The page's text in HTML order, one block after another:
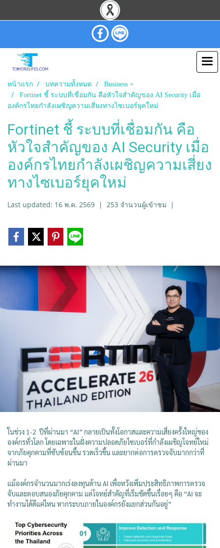
หน้าแรก บทความทั้งหมด
Business +
Fortinet ชี้ ระบบที่เชื่อมกัน คือหัวใจสำคัญของ AI Security เมื่อ
องค์กรไทยกำลังเผชิญความเสี่ยงทางไซเบอร์ยุคใหม่
Fortinet ชี้ ระบบที่เชื่อมกัน คือ
หัวใจสำคัญของ AI Security เมื่อ
องค์กรไทยกำลังเผชิญความเสี่ยง
ทางไซเบอร์ยุคใหม่
Last updated: 16 พ.ค. 2569 | 253 จำนวนผู้เข้าชม |
ในช่วง 1-2 ปีที่ผ่านมา “AI” กลายเป็นทั้งโอกาสและความเสี่ยงครั้งใหญ่ของ
องค์กรทั่วโลก โดยเฉพาะในฝั่งความปลอดภัยไซเบอร์ที่กำลังเผชิญโจทย์ใหม่
จากภัยคุกคามที่ซับซ้อนขึ้น รวดเร็วขึ้น และยากต่อการตรวจจับมากกว่าที่
ผ่านมา
แม้องค์กรจำนวนมากเร่งลงทุนด้าน AI เพื่อหวังเพิ่มประสิทธิภาพการตรวจ
จับและตอบสนองภัยคุกคาม แต่โจทย์สำคัญที่เริ่มชัดขึ้นเรื่อยๆ คือ “AI จะ
ทำงานได้ดีแค่ไหน หากระบบภายในองค์กรยังแยกส่วนกันอยู่”